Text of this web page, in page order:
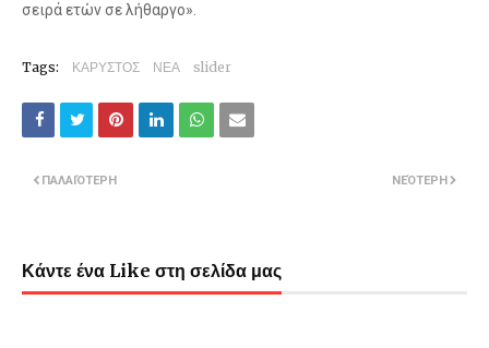
σειρά ετών σε λήθαργο».
Tags: ΚΑΡΥΣΤΟΣ ΝΕΑ slider
ΝΕΌΤΕΡΗ
ΠΑΛΑΙΌΤΕΡΗ
Κάντε ένα Like στη σελίδα μας